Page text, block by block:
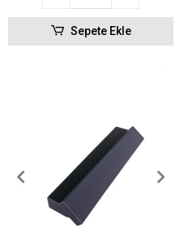
Sepete Ekle